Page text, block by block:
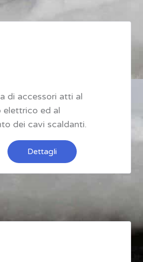
di accessori atti al
elettrico ed al
dei cavi scaldanti.
Dettagli